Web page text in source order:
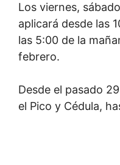
Los viernes,
aplicará desde las
las 5:00 de la
febrero.
Desde el pasado
el Pico y Cédula,